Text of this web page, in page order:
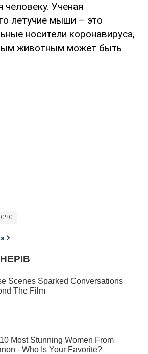
человеку. Ученая
летучие мыши – это
носители коронавируса,
животным может быть